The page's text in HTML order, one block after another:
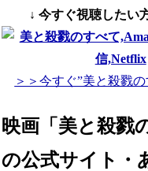
↓ 今すぐ視聴したい
＞＞今すぐ”美と殺戮
映画「美と殺戮
の公式サイト・